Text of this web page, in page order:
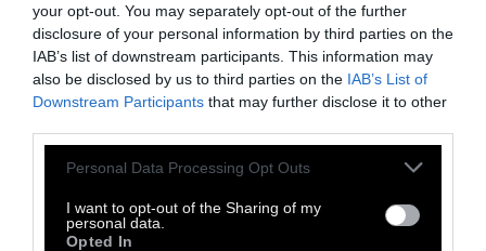
your opt-out. You may separately opt-out of the further
disclosure of your personal information by third parties on the
IAB’s list of downstream participants. This information may
also be disclosed by us to third parties on the IAB’s List of
Downstream Participants that may further disclose it to other
Personal Data Processing Opt Outs
I want to opt-out of the Sharing of my
personal data.
Opted In
πουλάνε ναρκωτικά, παίζουν τζόγο…
-Πολλές φορές φτάνουν στο σημείο να
ανταλλάζουν σεξ με ένα πιάτο φαγητό(όχι
χρήματα διότι τότε θα έλεγαν ότι
εκδίδονται), ή να μπαίνουν εσκεμμένα στη